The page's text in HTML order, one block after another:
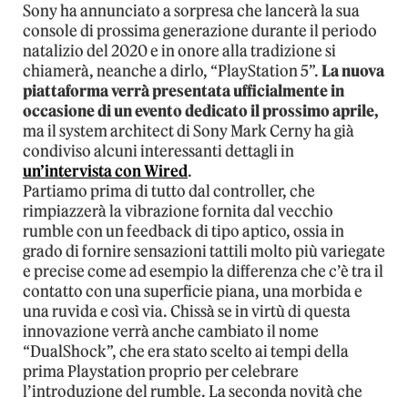
Sony ha annunciato a sorpresa che lancerà la sua
console di prossima generazione durante il periodo
natalizio del 2020 e in onore alla tradizione si
chiamerà, neanche a dirlo, “PlayStation 5”.La nuova
piattaforma verrà presentata ufficialmente in
occasione di un evento dedicato il prossimo aprile,
ma il system architect di Sony Mark Cerny ha già
condiviso alcuni interessanti dettagli in
un’intervista con Wired.
Partiamo prima di tutto dal controller, che
rimpiazzerà la vibrazione fornita dal vecchio
rumble con un feedback di tipo aptico, ossia in
grado di fornire sensazioni tattili molto più variegate
e precise come ad esempio la differenza che c’è tra il
contatto con una superficie piana, una morbida e
una ruvida e così via. Chissà se in virtù di questa
innovazione verrà anche cambiato il nome
“DualShock”, che era stato scelto ai tempi della
prima Playstation proprio per celebrare
l’introduzione del rumble. La seconda novità che